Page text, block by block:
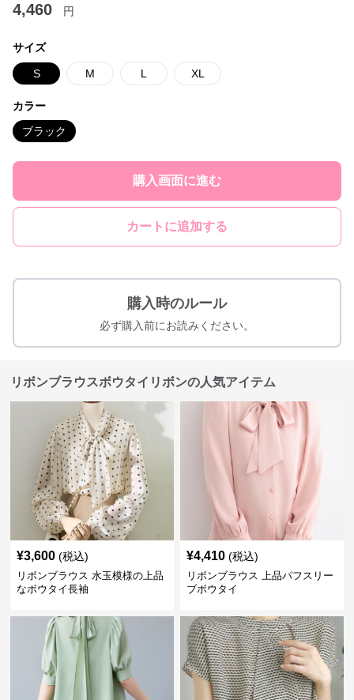
4,460 円
サイズ
S M L XL
カラー
ブラック
購入画面に進む
カートに追加する
購入時のルール
必ず購入前にお読みください。
リボンブラウスボウタイリボンの人気アイテム
¥3,600 (税込)
リボンブラウス 水玉模様の上品
なボウタイ長袖
¥4,410 (税込)
リボンブラウス 上品パフスリー
ブボウタイ